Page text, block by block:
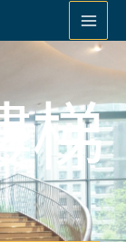
梯